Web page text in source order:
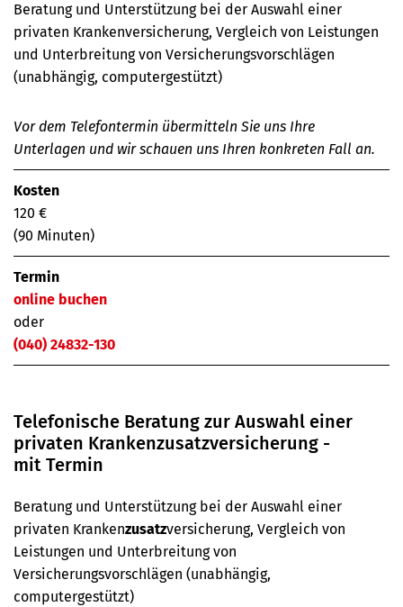
Beratung und Unterstützung bei der Auswahl einer
privaten Krankenversicherung, Vergleich von Leistungen
und Unterbreitung von Versicherungsvorschlägen
(unabhängig, computergestützt)
Vor dem Telefontermin übermitteln Sie uns Ihre
Unterlagen und wir schauen uns Ihren konkreten Fall an.
Kosten
120 €
(90 Minuten)
Termin
online buchen
oder
(040) 24832-130
Telefonische Beratung zur Auswahl einer
privaten Krankenzusatz­­versicherung -
mit Termin
Beratung und Unterstützung bei der Auswahl einer
privaten Krankenzusatzversicherung, Vergleich von
Leistungen und Unterbreitung von
Versicherungsvorschlägen (unabhängig,
computergestützt)